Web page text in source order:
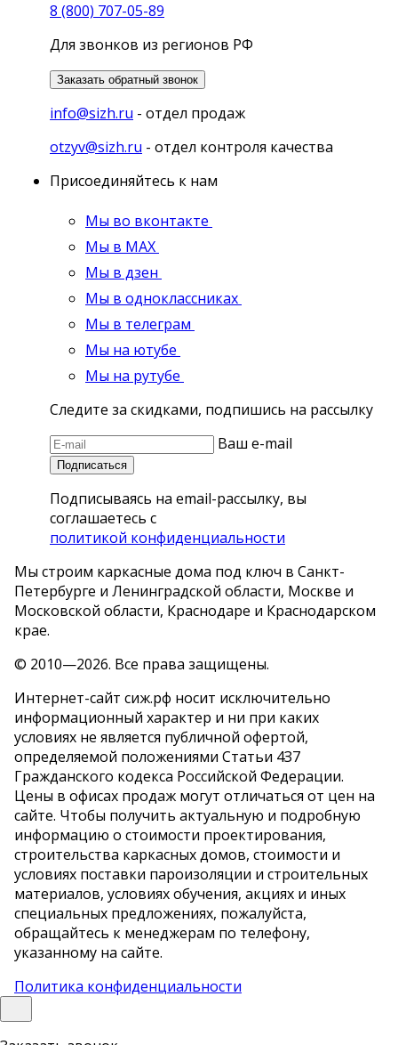
8 (800) 707-05-89
Для звонков из регионов РФ
Заказать обратный звонок
info@sizh.ru - отдел продаж
otzyv@sizh.ru - отдел контроля качества
Присоединяйтесь к нам
Мы во вконтакте
Мы в MAX
Мы в дзен
Мы в одноклассниках
Мы в телеграм
Мы на ютубе
Мы на рутубе
Следите за скидками, подпишись на рассылку
Ваш e-mail
Подписаться
Подписываясь на email-рассылку, вы
соглашаетесь с
политикой конфиденциальности
Мы строим каркасные дома под ключ в Санкт-
Петербурге и Ленинградской области, Москве и
Московской области, Краснодаре и Краснодарском
крае.
© 2010—2026. Все права защищены.
Интернет-сайт сиж.рф носит исключительно
информационный характер и ни при каких
условиях не является публичной офертой,
определяемой положениями Статьи 4З7
Гражданского кодекса Российской Федерации.
Цены в офисах продаж могут отличаться от цен на
сайте. Чтобы получить актуальную и подробную
информацию о стоимости проектирования,
строительства каркасных домов, стоимости и
условиях поставки пароизоляции и строительных
материалов, условиях обучения, акциях и иных
специальных предложениях, пожалуйста,
обращайтесь к менеджерам по телефону,
указанному на сайте.
Политика конфиденциальности